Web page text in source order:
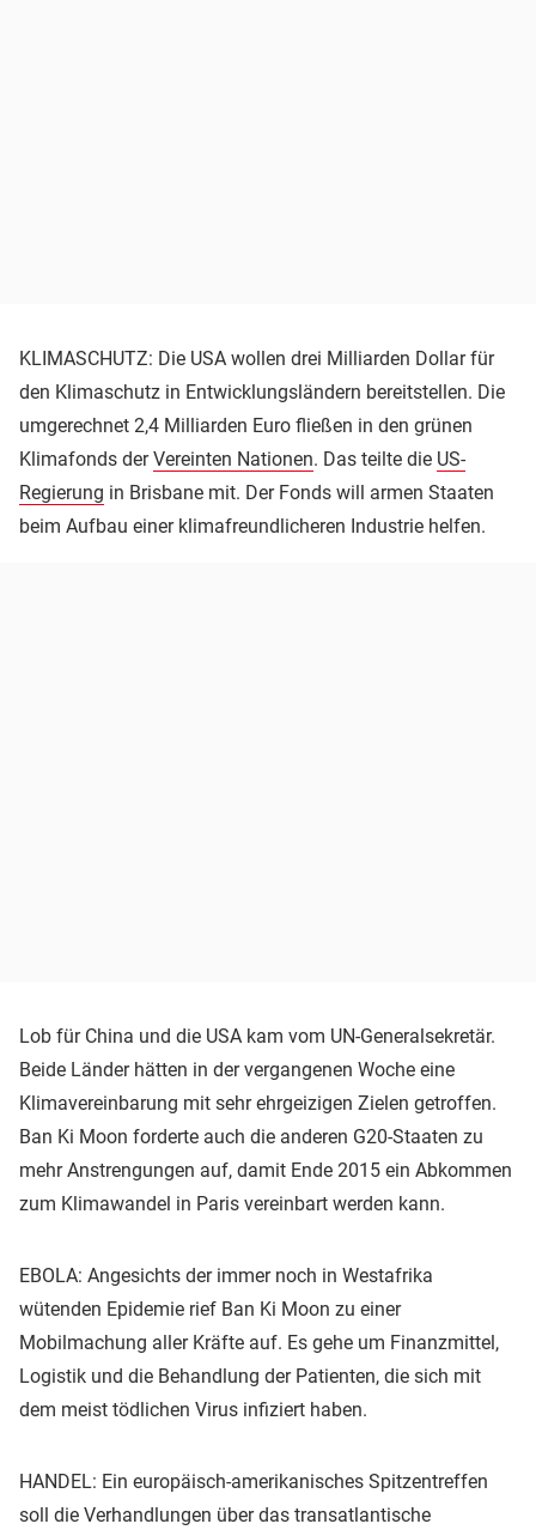
KLIMASCHUTZ: Die USA wollen drei Milliarden Dollar für
den Klimaschutz in Entwicklungsländern bereitstellen. Die
umgerechnet 2,4 Milliarden Euro fließen in den grünen
Klimafonds derVereinten Nationen. Das teilte die US-
Regierung in Brisbane mit. Der Fonds will armen Staaten
beim Aufbau einer klimafreundlicheren Industrie helfen.
Lob für China und die USA kam vom UN-Generalsekretär.
Beide Länder hätten in der vergangenen Woche eine
Klimavereinbarung mit sehr ehrgeizigen Zielen getroffen.
Ban Ki Moon forderte auch die anderen G20-Staaten zu
mehr Anstrengungen auf, damit Ende 2015 ein Abkommen
zum Klimawandel in Paris vereinbart werden kann.
EBOLA: Angesichts der immer noch in Westafrika
wütenden Epidemie rief Ban Ki Moon zu einer
Mobilmachung aller Kräfte auf. Es gehe um Finanzmittel,
Logistik und die Behandlung der Patienten, die sich mit
dem meist tödlichen Virus infiziert haben.
HANDEL: Ein europäisch-amerikanisches Spitzentreffen
soll die Verhandlungen über das transatlantische